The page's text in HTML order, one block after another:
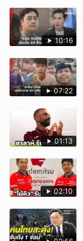
10:16
07:22
01:13
02:10